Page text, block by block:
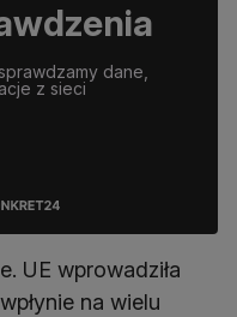
dane,
z sieci
UE wprowadziła
na wielu